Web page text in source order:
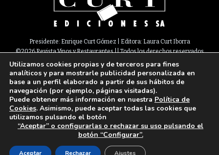
Presidente: Enrique Curt Gómez | Editora: Laura Curt Iborra
©2026 Revista Vinos y Restaurantes || Todos los derechos reservados
Newsletter Nota legal Política de Cookies Suscripción
Contacto
Paseo de Gracia, 63. 1º 2ª. 08008 Barcelona |933 180 101¦ Fax 933 183 505
Select Language ▼
Utilizamos cookies propias y de terceros para fines
analíticos y para mostrarle publicidad personalizada en
base a un perfil elaborado a partir de sus hábitos de
navegación (por ejemplo, páginas visitadas).
Puede obtener más información en nuestra Política de
Cookies. Asimismo, puede aceptar todas las cookies que
utilizamos pulsando el botón
“Aceptar” o configurarlas o rechazar su uso pulsando el
botón “Configurar”.
Aceptar Rechazar Ajustes